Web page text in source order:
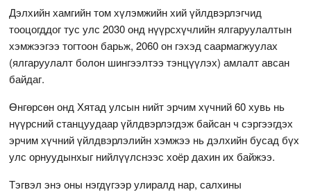
Дэлхийн хамгийн том хүлэмжийн хий үйлдвэрлэгчид
тооцогддог тус улс 2030 онд нүүрсхүчлийн ялгаруулалтын
хэмжээгээ тогтоон барьж, 2060 он гэхэд саармагжуулах
(ялгаруулалт болон шингээлтээ тэнцүүлэх) амлалт авсан
байдаг.
Өнгөрсөн онд Хятад улсын нийт эрчим хүчний 60 хувь нь
нүүрсний станцуудаар үйлдвэрлэгдэж байсан ч сэргээгдэх
эрчим хүчний үйлдвэрлэлийн хэмжээ нь дэлхийн бусад бүх
улс орнуудынхыг нийлүүлснээс хоёр дахин их байжээ.
Тэгвэл энэ оны нэгдүгээр улиралд нар, салхины